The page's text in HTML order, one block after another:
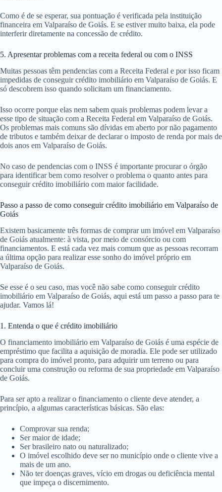
Como é de se esperar, sua pontuação é verificada pela instituição
financeira em Valparaíso de Goiás. E se estiver muito baixa, ela pode
interferir diretamente na concessão de crédito.
5. Apresentar problemas com a receita federal ou com o INSS
Muitas pessoas têm pendencias com a Receita Federal e por isso ficam
impedidas de conseguir crédito imobiliário em Valparaíso de Goiás. E
só descobrem isso quando solicitam um financiamento.
Isso ocorre porque elas nem sabem quais problemas podem levar a
esse tipo de situação com a Receita Federal em Valparaíso de Goiás.
Os problemas mais comuns são dívidas em aberto por não pagamento
de tributos e também deixar de declarar o imposto de renda por mais de
dois anos em Valparaíso de Goiás.
No caso de pendencias com o INSS é importante procurar o órgão
para identificar bem como resolver o problema o quanto antes para
conseguir crédito imobiliário com maior facilidade.
Passo a passo de como conseguir crédito imobiliário em Valparaíso de
Goiás
Existem basicamente três formas de comprar um imóvel em Valparaíso
de Goiás atualmente: à vista, por meio de consórcio ou com
financiamentos. E está cada vez mais comum que as pessoas recorram
a última opção para realizar esse sonho do imóvel próprio em
Valparaíso de Goiás.
Se esse é o seu caso, mas você não sabe como conseguir crédito
imobiliário em Valparaíso de Goiás, aqui está um passo a passo para te
ajudar. Vamos lá!
1. Entenda o que é crédito imobiliário
O financiamento imobiliário em Valparaíso de Goiás é uma espécie de
empréstimo que facilita a aquisição de moradia. Ele pode ser utilizado
para compra do imóvel pronto, para adquirir um terreno ou para
concluir uma construção ou reforma de sua propriedade em Valparaíso
de Goiás.
Para ser apto a realizar o financiamento o cliente deve atender, a
princípio, a algumas características básicas. São elas:
Comprovar sua renda;
Ser maior de idade;
Ser brasileiro nato ou naturalizado;
O imóvel escolhido deve ser no município onde o cliente vive a
mais de um ano.
Não ter doenças graves, vício em drogas ou deficiência mental
que impeça o discernimento.